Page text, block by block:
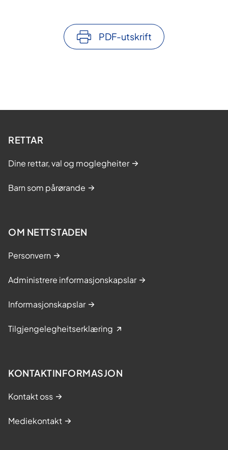
PDF-utskrift
RETTAR
Dine rettar, val og moglegheiter
Barn som pårørande
OM NETTSTADEN
Personvern
Administrere informasjonskapslar
Informasjonskapslar
Tilgjengelegheitserklæring
KONTAKTINFORMASJON
Kontakt oss
Mediekontakt